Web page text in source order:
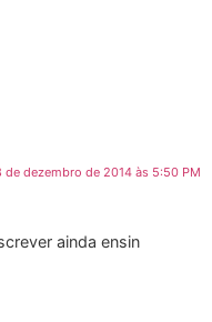
de dezembro de 2014 às 5:50 PM
ainda ensin